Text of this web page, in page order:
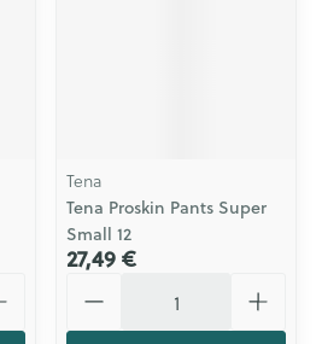
Tena
Tena Proskin Pants Super
Small 12
27,49 €